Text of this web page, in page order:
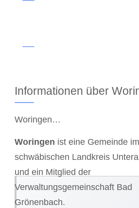
Informationen über
Woringen…
Woringen ist eine Gemeinde im
schwäbischen Landkreis
und ein Mitglied der
Verwaltungsgemeinschaft Bad
Grönenbach.